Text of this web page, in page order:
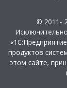
© 2011-
продуктов
этом сайте,